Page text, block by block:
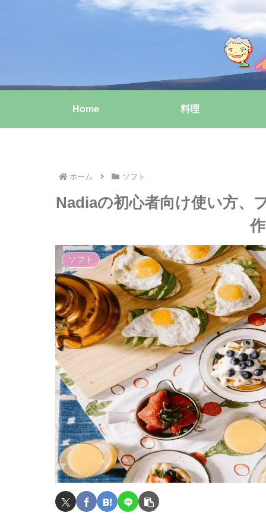
Home 料理
ホーム ソフト
Nadiaの初心者向け使い方、
ソフト